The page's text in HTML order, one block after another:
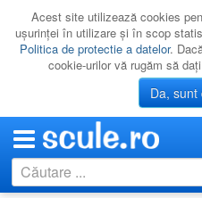
Acest site utilizează cookies
uşurinţei în utilizare şi în scop
Politica de protectie a datelor.
cookie-urilor vă rugăm să
Da, sunt